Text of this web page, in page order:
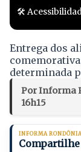
🛠️
Entrega dos
determinada
Por Informa
16h15
INFORMA